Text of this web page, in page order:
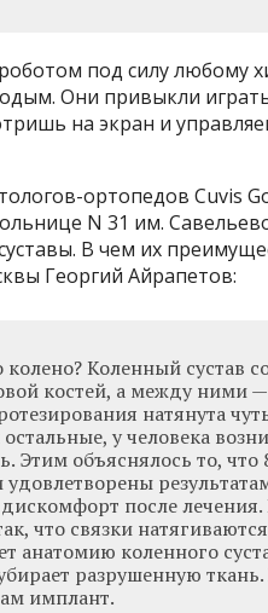
под силу любому
Они привыкли
на экран и
ортопедов Cuvis
N 31 им.
В чем их
Георгий Айрапетов:
колено? Коленный сустав
костей, а между ними —
натянута
у человека
Этим объяснялось то, что
после лечения.
что связки
анатомию коленного
разрушенную
имплант.